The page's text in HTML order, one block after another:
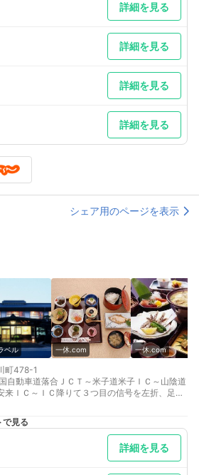
詳細を見る
詳細を見る
詳細を見る
詳細を見る
シェア用のページを表示
ベル 一休.com 一休.com
町478-1
自動車道落合ＪＣＴ～米子道米子ＩＣ～山陰道
来ＩＣ～ＩＣ降りて３つ目の信号を左折、足立
車以外／ＪＲ岡山駅～米子駅下車、車で20
車、車で15分
道三次ＩＣ～国道54号線北上、木次ＩＣから
～安来ＩＣ～ＩＣ降りて３つ目の信号を左折、
10分 車以外／ＪＲ岡山駅～米子駅下車、車で
駅下車、車で15分
で見る
詳細を見る